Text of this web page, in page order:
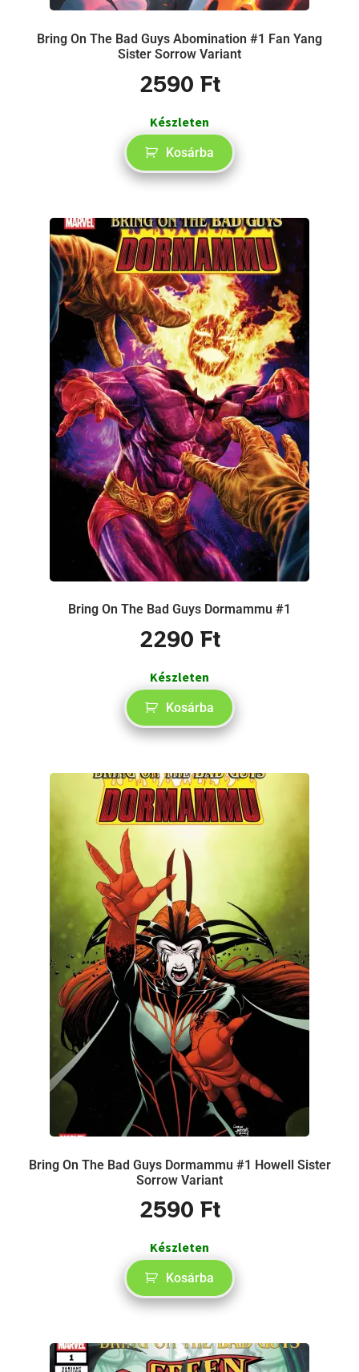
Bring On The Bad Guys Abomination #1 Fan Yang
Sister Sorrow Variant
2590 Ft
Készleten
Kosárba
Bring On The Bad Guys Dormammu #1
2290 Ft
Készleten
Kosárba
Bring On The Bad Guys Dormammu #1 Howell Sister
Sorrow Variant
2590 Ft
Készleten
Kosárba